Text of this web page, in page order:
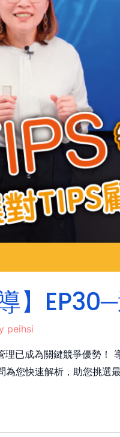
】
peihsi
已成為關鍵競爭優勢！
您快速解析，助您挑選